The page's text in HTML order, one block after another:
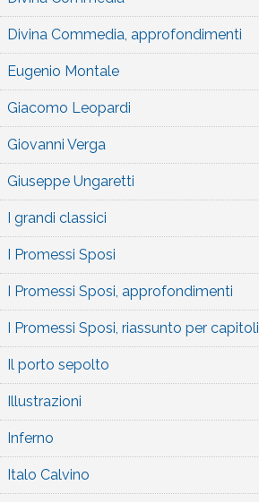
Divina Commedia, approfondimenti
Eugenio Montale
Giacomo Leopardi
Giovanni Verga
Giuseppe Ungaretti
I grandi classici
I Promessi Sposi
I Promessi Sposi, approfondimenti
I Promessi Sposi, riassunto per capitoli
Il porto sepolto
Illustrazioni
Inferno
Italo Calvino